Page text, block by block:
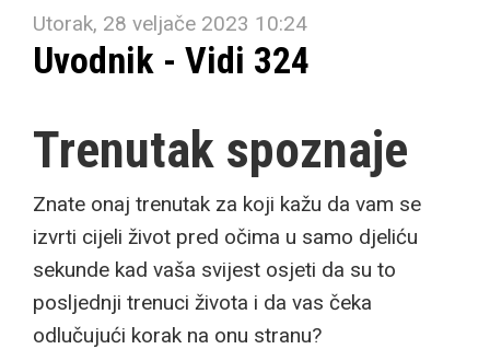
Utorak, 28 veljače 2023 10:24
Uvodnik - Vidi 324
Trenutak spoznaje
Znate onaj trenutak za koji kažu da vam se
izvrti cijeli život pred očima u samo djeliću
sekunde kad vaša svijest osjeti da su to
posljednji trenuci života i da vas čeka
odlučujući korak na onu stranu?